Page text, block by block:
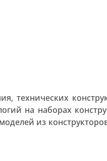
технических
на наборах
из